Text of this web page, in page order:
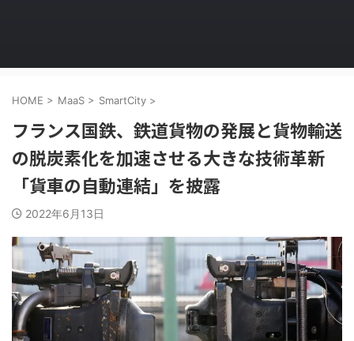
HOME > MaaS > SmartCity >
フランス国鉄、鉄道貨物の発展と貨物輸送
の脱炭素化を加速させる大きな技術革新
「貨車の自動連結」を披露
2022年6月13日